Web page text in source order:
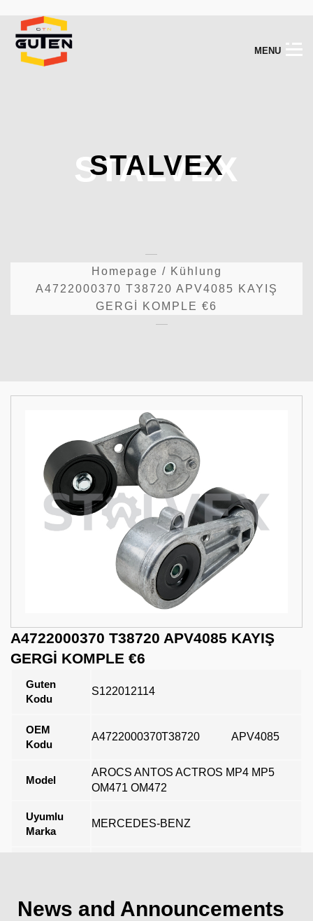
M ENU
STALVEX
STALVEX
Homepage / Kühlung
A4722000370 T38720 APV4085 KAYIŞ
GERGİ KOMPLE €6
A4722000370 T38720 APV4085 KAYIŞ
GERGİ KOMPLE €6
Guten
Kodu
S122012114
OEM
Kodu
A4722000370T38720 APV4085
Model
AROCS ANTOS ACTROS MP4 MP5
OM471 OM472
Uyumlu
Marka
MERCEDES-BENZ
News and Announcements